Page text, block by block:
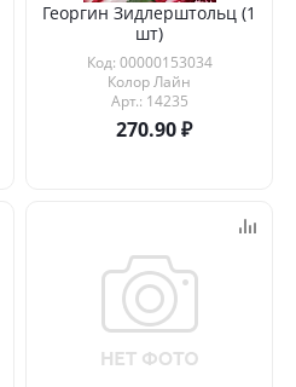
Георгин Зидлерштольц (1
шт)
Код: 00000153034
Колор Лайн
Арт.: 14235
270.90